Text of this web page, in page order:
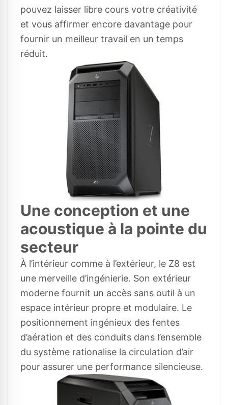
pouvez laisser libre cours votre créativité
et vous affirmer encore davantage pour
fournir un meilleur travail en un temps
réduit.
Une conception et une
acoustique à la pointe du
secteur
À l’intérieur comme à l’extérieur, le Z8 est
une merveille d’ingénierie. Son extérieur
moderne fournit un accès sans outil à un
espace intérieur propre et modulaire. Le
positionnement ingénieux des fentes
d’aération et des conduits dans l’ensemble
du système rationalise la circulation d’air
pour assurer une performance silencieuse.